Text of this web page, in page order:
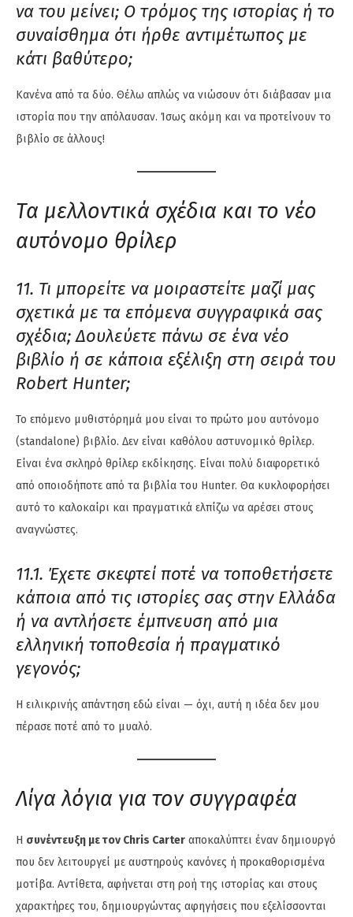
να του μείνει; Ο τρόμος της ιστορίας ή το
συναίσθημα ότι ήρθε αντιμέτωπος με
κάτι βαθύτερο;
Κανένα από τα δύο. Θέλω απλώς να νιώσουν ότι διάβασαν μια
ιστορία που την απόλαυσαν. Ίσως ακόμη και να προτείνουν το
βιβλίο σε άλλους!
Τα μελλοντικά σχέδια και το νέο
αυτόνομο θρίλερ
11. Τι μπορείτε να μοιραστείτε μαζί μας
σχετικά με τα επόμενα συγγραφικά σας
σχέδια; Δουλεύετε πάνω σε ένα νέο
βιβλίο ή σε κάποια εξέλιξη στη σειρά του
Robert Hunter;
Το επόμενο μυθιστόρημά μου είναι το πρώτο μου αυτόνομο
(standalone) βιβλίο. Δεν είναι καθόλου αστυνομικό θρίλερ.
Είναι ένα σκληρό θρίλερ εκδίκησης. Είναι πολύ διαφορετικό
από οποιοδήποτε από τα βιβλία του Hunter. Θα κυκλοφορήσει
αυτό το καλοκαίρι και πραγματικά ελπίζω να αρέσει στους
αναγνώστες.
11.1. Έχετε σκεφτεί ποτέ να τοποθετήσετε
κάποια από τις ιστορίες σας στην Ελλάδα
ή να αντλήσετε έμπνευση από μια
ελληνική τοποθεσία ή πραγματικό
γεγονός;
Η ειλικρινής απάντηση εδώ είναι — όχι, αυτή η ιδέα δεν μου
πέρασε ποτέ από το μυαλό.
Λίγα λόγια για τον συγγραφέα
Η συνέντευξη με τον Chris Carter αποκαλύπτει έναν δημιουργό
που δεν λειτουργεί με αυστηρούς κανόνες ή προκαθορισμένα
μοτίβα. Αντίθετα, αφήνεται στη ροή της ιστορίας και στους
χαρακτήρες του, δημιουργώντας αφηγήσεις που εξελίσσονται